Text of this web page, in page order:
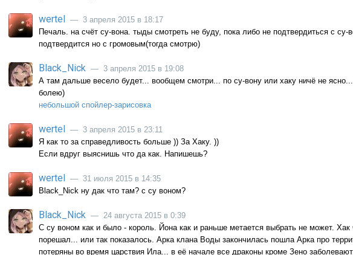
wertel — 3 апреля 2015 в 18:17
Печаль. на счёт су-вона. тыды смотреть не буду, пока либо не подтвердиться с
подтвердится но с громовым(тогда смотрю)
Black_Nick — 3 апреля 2015 в 19:08
А там дальше весело будет... вообщем смотри... по су-вону или хаку ничё не ясно...
болею)
небольшой спойлер-зарисовка
wertel — 3 апреля 2015 в 23:11
Я как то за справедливость больше )) За Хаку. ))
Если вдруг выяснишь что да как. Напишешь?
wertel — 31 июля 2015 в 14:35
Black_Nick ну дак что там? с су воном?
Black_Nick — 24 августа 2015 в 0:39
С су воном как и было - король. Йона как и раньше метается выбрать не может.
порешал... или так показалось. Арка клана Воды закончилась пошла Арка про
потеряны во время царствия Ила... в её начале все драконы кроме Зено